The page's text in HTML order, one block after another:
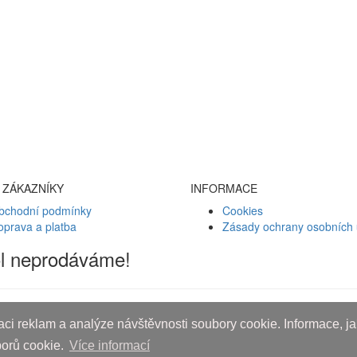
reklam a analýze návštěvnosti soubory cookie. Informace,
cookie. Více informací
podmínky
a platba
INFORMACE
Cookies
Zásady ochrany osobních
neprodáváme!